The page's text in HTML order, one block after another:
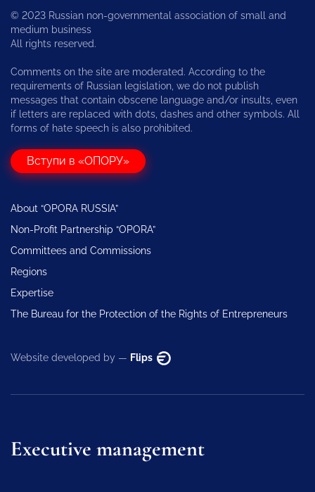
© 2023 Russian non-governmental association of small and
medium business
All rights reserved.
Comments on the site are moderated. According to the
requirements of Russian legislation, we do not publish
messages that contain obscene language and/or insults, even
if letters are replaced with dots, dashes and other symbols. All
forms of hate speech is also prohibited.
Вступи в «ОПОРУ»
About “OPORA RUSSIA”
Non-Profit Partnership “OPORA”
Committees and Commissions
Regions
Expertise
The Bureau for the Protection of the Rights of Entrepreneurs
Website developed by — Flips
Executive management